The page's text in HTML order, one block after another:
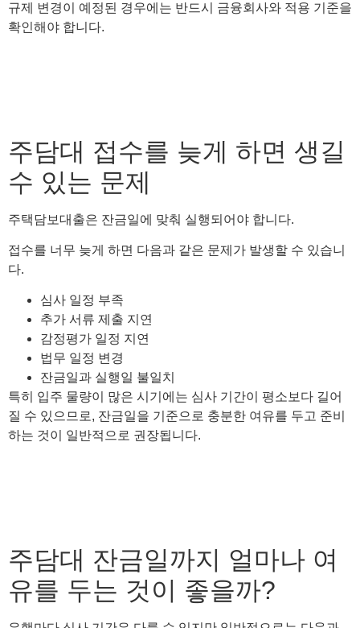
규제 변경이 예정된 경우에는 반드시 금융회사와 적용 기준을
확인해야 합니다.
주담대 접수를 늦게 하면 생길
수 있는 문제
주택담보대출은 잔금일에 맞춰 실행되어야 합니다.
접수를 너무 늦게 하면 다음과 같은 문제가 발생할 수 있습니
다.
심사 일정 부족
추가 서류 제출 지연
감정평가 일정 지연
법무 일정 변경
잔금일과 실행일 불일치
특히 입주 물량이 많은 시기에는 심사 기간이 평소보다 길어
질 수 있으므로, 잔금일을 기준으로 충분한 여유를 두고 준비
하는 것이 일반적으로 권장됩니다.
주담대 잔금일까지 얼마나 여
유를 두는 것이 좋을까?